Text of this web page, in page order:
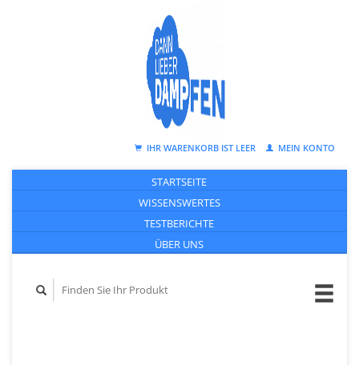
IHR WARENKORB IST LEER MEIN KONTO
STARTSEITE
WISSENSWERTES
TESTBERICHTE
ÜBER UNS